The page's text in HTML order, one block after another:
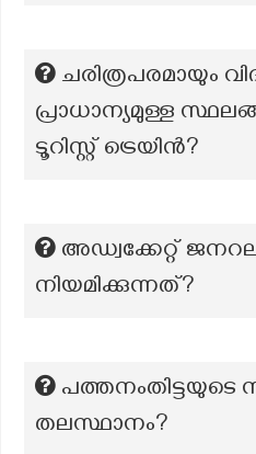
ചരിത്രപരമായും
പ്രാധാന്യമുള്ള
ടൂറിസ്റ്റ് ട്രെയിൻ?
അഡ്വക്കേറ്റ്
നിയമിക്കുന്നത്?
പത്തനംതിട്ടയുടെ
തലസ്ഥാനം?